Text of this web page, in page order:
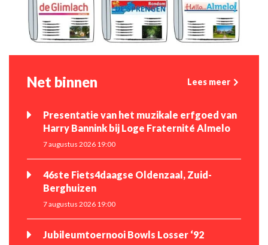
Net binnen Lees meer
Presentatie van het muzikale erfgoed van
Harry Bannink bij Loge Fraternité Almelo
7 augustus 2026 19:00
46ste Fiets4daagse Oldenzaal, Zuid-
Berghuizen
7 augustus 2026 19:00
Jubileumtoernooi Bowls Losser ‘92